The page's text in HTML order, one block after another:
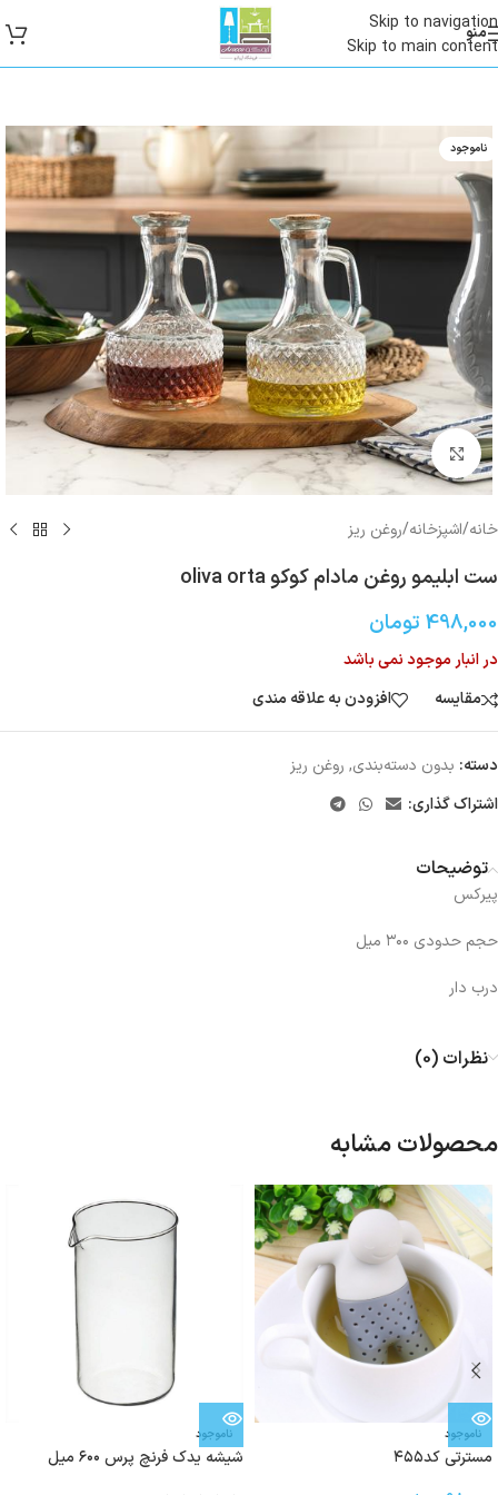
Skip to navigation
Skip to main content
منو
ناموجود
بزرگنمایی تصویر
خانه/اشپزخانه/روغن ریز
ست ابلیمو روغن مادام کوکو oliva orta
498,000 تومان
در انبار موجود نمی باشد
مقایسه
افزودن به علاقه مندی
دسته: بدون دسته‌بندی, روغن ریز
اشتراک گذاری:
توضیحات
پیرکس
حجم حدودی ۳۰۰ میل
درب دار
نظرات (0)
محصولات مشابه
ناموجود
مسترتی کد۴۵۵
ناموجود
شیشه یدک فرنچ پرس ۶۰۰ میل